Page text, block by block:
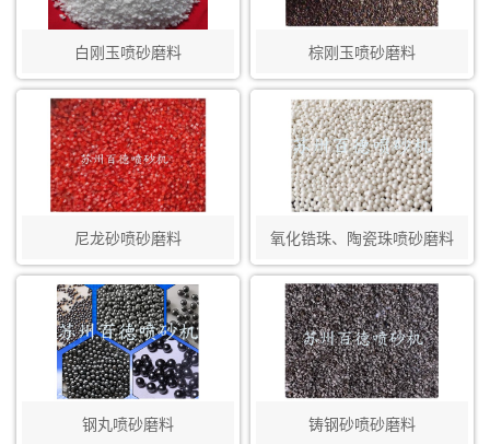
白刚玉喷砂磨料 棕刚玉喷砂磨料
尼龙砂喷砂磨料 氧化锆珠、陶瓷珠喷砂磨料
钢丸喷砂磨料 铸钢砂喷砂磨料